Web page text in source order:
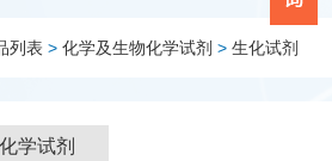
列表 > 化学及生物化学试剂 > 生化试剂
化学试剂